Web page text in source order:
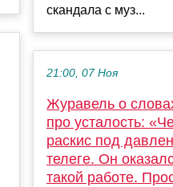
скандала с муз...
21:00, 07 Ноя
Журавель о
про усталость:
раскис под
телеге. Он
такой работе.